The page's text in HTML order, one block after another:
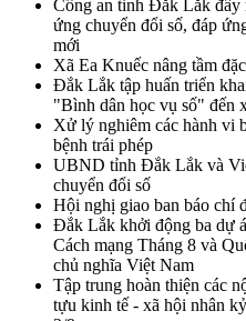
Công an tỉnh Đắk Lắk đẩy
ứng chuyển đổi số, đáp
mới
Xã Ea Knuếc nâng tầm
Đắk Lắk tập huấn triển
"Bình dân học vụ số" đến
Xử lý nghiêm các hành vi
bệnh trái phép
UBND tỉnh Đắk Lắk và
chuyển đổi số
Hội nghị giao ban báo chí
Đắk Lắk khởi động ba dự
Cách mạng Tháng 8 và
chủ nghĩa Việt Nam
Tập trung hoàn thiện các
tựu kinh tế - xã hội nhân